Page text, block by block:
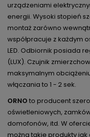
urządzeniami
energii. Wysoki stopień
montaż zarówno
współpracuje z każdym
LED. Odbiornik posiada
(LUX). Czujnik
maksymalnym
włączania to 1 - 2 sek.
ORNO to producent
oświetleniowych,
domofonów, itd. W
można takie produkty